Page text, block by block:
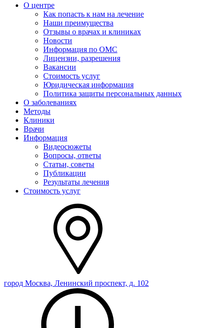
О центре
Как попасть к нам на лечение
Наши преимущества
Отзывы о врачах и клиниках
Новости
Информация по ОМС
Лицензии, разрешения
Вакансии
Стоимость услуг
Юридическая информация
Политика защиты персональных данных
О заболеваниях
Методы
Клиники
Врачи
Информация
Видеосюжеты
Вопросы, ответы
Статьи, советы
Публикации
Результаты лечения
Стоимость услуг
город Москва, Ленинский проспект, д. 102